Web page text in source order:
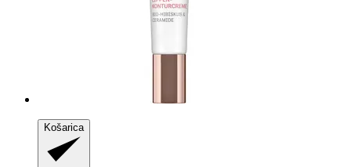
Košarica